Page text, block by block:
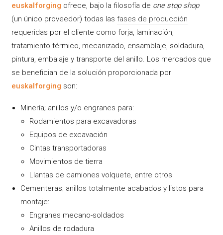
euskalforging ofrece, bajo la filosofía de one stop shop
(un único proveedor) todas lasfases de producción
requeridas por el cliente como forja, laminación,
tratamiento térmico, mecanizado, ensamblaje, soldadura,
pintura, embalaje y transporte del anillo. Los mercados que
se benefician de la solución proporcionada por
euskalforging son:
Minería; anillos y/o engranes para:
Rodamientos para excavadoras
Equipos de excavación
Cintas transportadoras
Movimientos de tierra
Llantas de camiones volquete, entre otros
Cementeras; anillos totalmente acabados y listos para
montaje:
Engranes mecano-soldados
Anillos de rodadura